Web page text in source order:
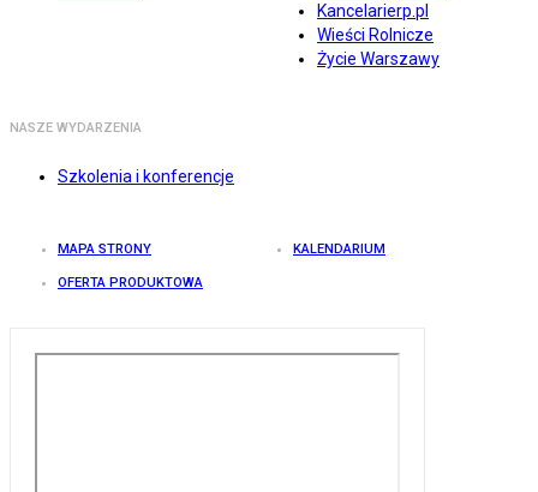
Kancelarierp.pl
Wieści Rolnicze
Życie Warszawy
NASZE WYDARZENIA
Szkolenia i konferencje
MAPA STRONY KALENDARIUM
OFERTA PRODUKTOWA